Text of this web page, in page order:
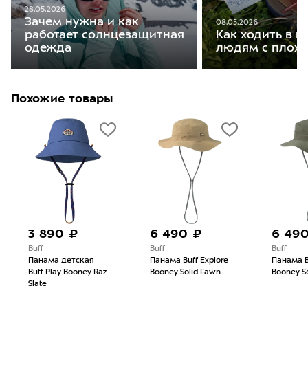
28.05.2026
Зачем нужна и как
работает солнцезащитная
одежда
08.05.2026
Как ходить в
людям с
Похожие товары
3 890 ₽
Buff
Панама детская
Buff Play Booney Raz
Slate
6 490 ₽
Buff
Панама Buff Explore
Booney Solid Fawn
6
Buff
Панама
Booney